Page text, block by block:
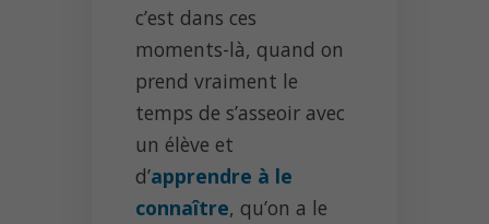
c’est dans ces
moments-là, quand on
prend vraiment le
temps de s’asseoir avec
un élève et
d’apprendre à le
connaître, qu’on a le